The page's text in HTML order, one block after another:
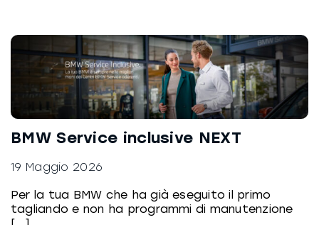
BMW Service inclusive NEXT
19 Maggio 2026
Per la tua BMW che ha già eseguito il primo
tagliando e non ha programmi di manutenzione